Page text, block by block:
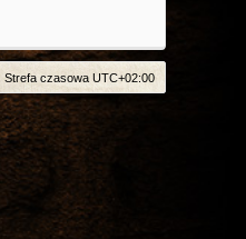
Strefa czasowa UTC+02:00